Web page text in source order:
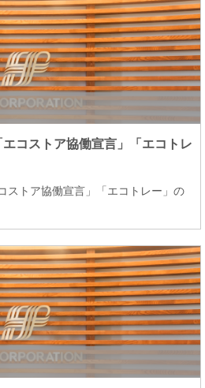
コストア協働宣言」「エコトレ
ストア協働宣言」「エコトレー」の